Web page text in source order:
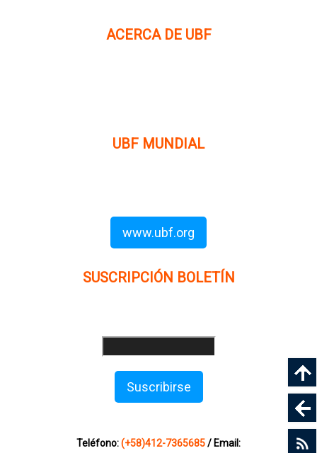
ACERCA DE UBF
UBF MUNDIAL
www.ubf.org
SUSCRIPCIÓN BOLETÍN
Suscribirse
Teléfono:(+58)412-7365685/ Email: